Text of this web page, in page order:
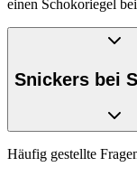
einen Schokoriegel
Snickers bei
Sweets.ch ist der
Häufig gestellte